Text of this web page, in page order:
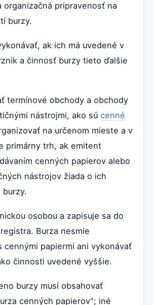
organizačná pripravenosť na
burzy.
ak ich má uvedené v
a činnosť burzy tieto ďalšie
termínové obchody a obchody
nástrojmi, ako sú cenné
na určenom mieste a v
primárny trh, ak emitent
cenných papierov alebo
nástrojov žiada o ich
burzy.
osobou a zapisuje sa do
Burza nesmie
cennými papiermi ani vykonávať
činnosti uvedené vyššie.
burzy musí obsahovať
cenných papierov"; iné